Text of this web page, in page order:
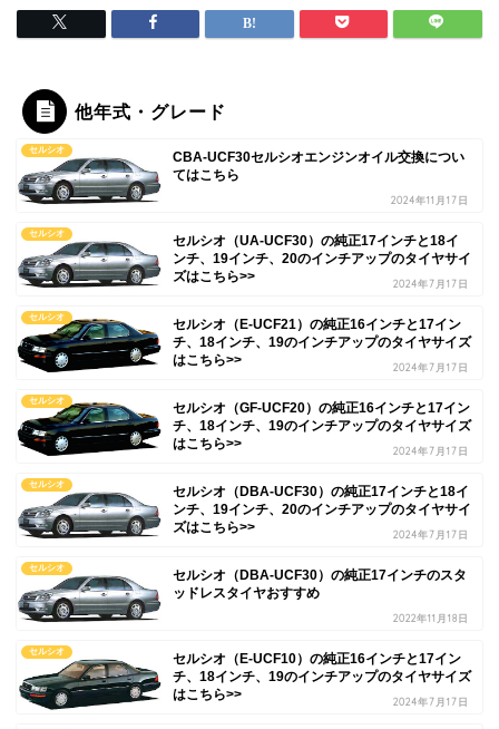
他年式・グレード
セルシオ
CBA-UCF30セルシオエンジンオイル交換につい
てはこちら
2024年11月17日
セルシオ
セルシオ（UA-UCF30）の純正17インチと18イ
ンチ、19インチ、20のインチアップのタイヤサイ
ズはこちら>>
2024年7月17日
セルシオ
セルシオ（E-UCF21）の純正16インチと17イン
チ、18インチ、19のインチアップのタイヤサイズ
はこちら>>
2024年7月17日
セルシオ
セルシオ（GF-UCF20）の純正16インチと17イン
チ、18インチ、19のインチアップのタイヤサイズ
はこちら>>
2024年7月17日
セルシオ
セルシオ（DBA-UCF30）の純正17インチと18イ
ンチ、19インチ、20のインチアップのタイヤサイ
ズはこちら>>
2024年7月17日
セルシオ
セルシオ（DBA-UCF30）の純正17インチのスタ
ッドレスタイヤおすすめ
2022年11月18日
セルシオ
セルシオ（E-UCF10）の純正16インチと17イン
チ、18インチ、19のインチアップのタイヤサイズ
はこちら>>
2024年7月17日